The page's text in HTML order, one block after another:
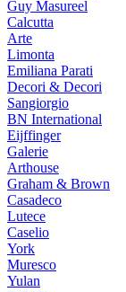
Guy Masureel
Calcutta
Arte
Limonta
Emiliana Parati
Decori & Decori
Sangiorgio
BN International
Eijffinger
Galerie
Arthouse
Graham & Brown
Casadeco
Lutece
Caselio
York
Muresco
Yulan